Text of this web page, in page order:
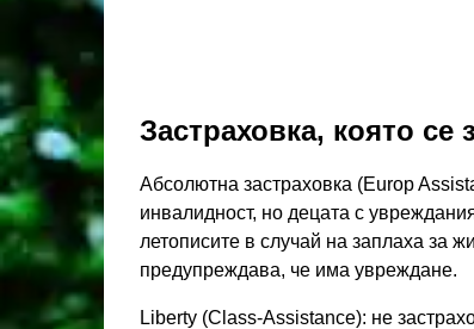
Застраховка, която се
Абсолютна застраховка (Europ
инвалидност, но децата с
летописите в случай на заплаха за
предупреждава, че има увреждане.
Liberty (Class-Assistance): не